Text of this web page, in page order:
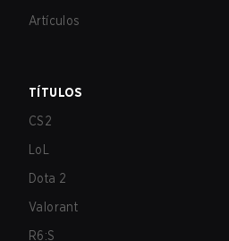
Artículos
TÍTULOS
CS2
LoL
Dota 2
Valorant
R6:S